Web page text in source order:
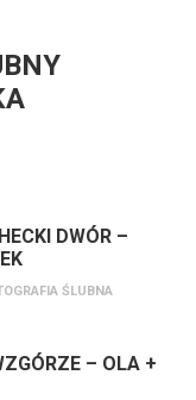
DWÓR –
ŚLUBNA
– OLA +